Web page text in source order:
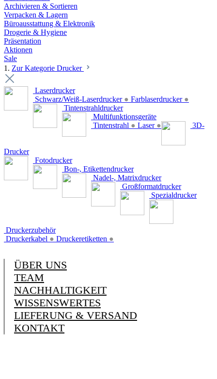
Archivieren & Sortieren
Verpacken & Lagern
Büroausstattung & Elektronik
Drogerie & Hygiene
Präsentation
Aktionen
Sale
1. Zur Kategorie Drucker
Laserdrucker
Schwarz/Weiß-Laserdrucker ● Farblaserdrucker ●
Tintenstrahldrucker
Multifunktionsgeräte
Tintenstrahl ● Laser ● 3D-
Drucker
Fotodrucker
Bon-, Etikettendrucker
Nadel-, Matrixdrucker
Großformatdrucker
Spezialdrucker
Druckerzubehör
Druckerkabel ● Druckeretiketten ●
ÜBER UNS
TEAM
NACHHALTIGKEIT
WISSENSWERTES
LIEFERUNG & VERSAND
KONTAKT